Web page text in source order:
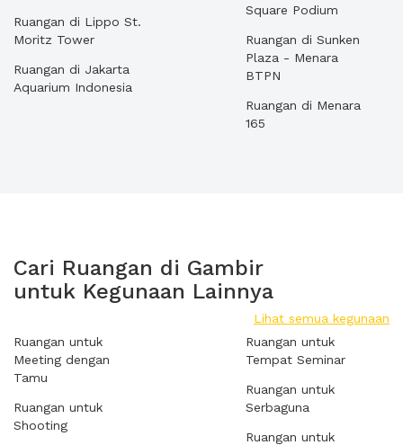
Ruangan di Lippo St.
Moritz Tower
Ruangan di Jakarta
Aquarium Indonesia
Square Podium
Ruangan di Sunken
Plaza - Menara
BTPN
Ruangan di Menara
165
Cari Ruangan di Gambir
untuk Kegunaan Lainnya
Lihat semua kegunaan
Ruangan untuk
Meeting dengan
Tamu
Ruangan untuk
Shooting
Ruangan untuk
Tempat Seminar
Ruangan untuk
Serbaguna
Ruangan untuk